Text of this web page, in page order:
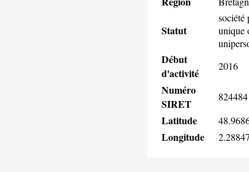
Statut
société
unique
Début
d'activité
2016
Numéro
SIRET
Latitude
Longitude